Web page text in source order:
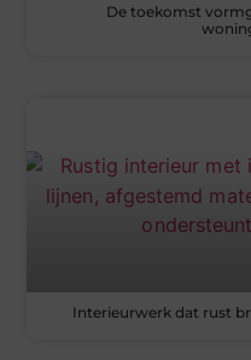
De toekomst
Interieurwerk dat rust